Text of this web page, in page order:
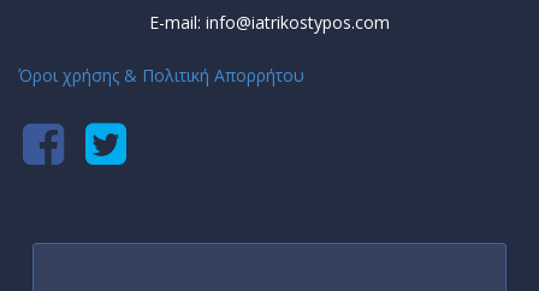
E-mail: info@iatrikostypos.com
Όροι χρήσης & Πολιτική Απορρήτου